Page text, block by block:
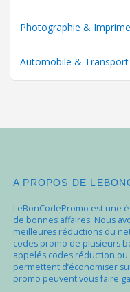
Photographie &
Automobile & Transport
A PROPOS DE
LeBonCodePromo est une
de bonnes affaires. Nous
meilleures réductions du
codes promo de plusieurs
appelés codes réduction
permettent d’économiser
promo peuvent vous faire